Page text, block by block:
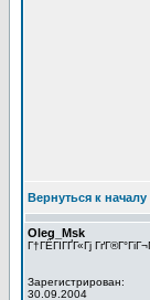
Вернуться к началу
Oleg_Msk
Г†ГЁГІГҐГ«Гј
Зарегистрирован:
30.09.2004